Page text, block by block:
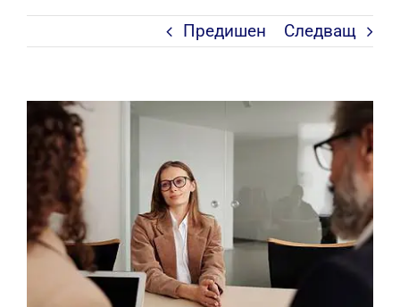
Предишен Следващ
View
Larger
Image